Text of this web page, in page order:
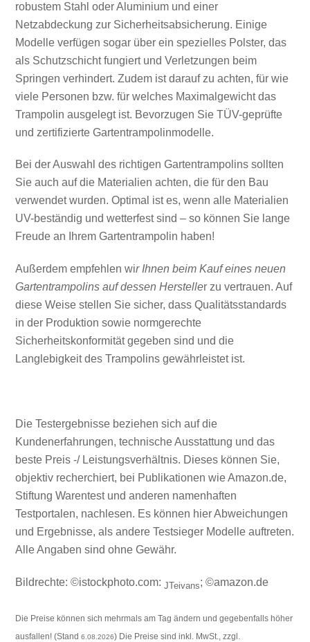
robustem Stahl oder Aluminium und einer
Netzabdeckung zur Sicherheitsabsicherung. Einige
Modelle verfügen sogar über ein spezielles Polster, das
als Schutzschicht fungiert und Verletzungen beim
Springen verhindert. Zudem ist darauf zu achten, für wie
viele Personen bzw. für welches Maximalgewicht das
Trampolin ausgelegt ist. Bevorzugen Sie TÜV-geprüfte
und zertifizierte Gartentrampolinmodelle.
Bei der Auswahl des richtigen Gartentrampolins sollten
Sie auch auf die Materialien achten, die für den Bau
verwendet wurden. Optimal ist es, wenn alle Materialien
UV-beständig und wetterfest sind – so können Sie lange
Freude an Ihrem Gartentrampolin haben!
Außerdem empfehlen wir Ihnen beim Kauf eines neuen
Gartentrampolins auf dessen Hersteller zu vertrauen. Auf
diese Weise stellen Sie sicher, dass Qualitätsstandards
in der Produktion sowie normgerechte
Sicherheitskonformität gegeben sind und die
Langlebigkeit des Trampolins gewährleistet ist.
Die Testergebnisse beziehen sich auf die
Kundenerfahrungen, technische Ausstattung und das
beste Preis -/ Leistungsverhältnis. Dieses können Sie,
objektiv recherchiert, bei Publikationen wie Amazon.de,
Stiftung Warentest und anderen namenhaften
Testportalen, nachlesen. Es können hier Abweichungen
und Ergebnisse, als andere Testsieger Modelle auftreten.
Alle Angaben sind ohne Gewähr.
Bildrechte: ©istockphoto.com: JTeivans; ©amazon.de
Die Preise können sich mehrmals am Tag ändern und gegebenfalls höher
ausfallen! (Stand6.08.2026) Die Preise sind inkl. MwSt., zzgl.